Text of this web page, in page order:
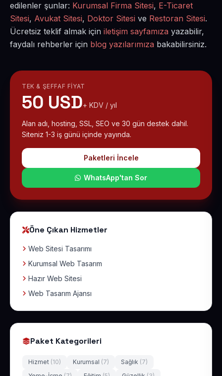
edilenler şunlar: Kurumsal Firma Sitesi, E-Ticaret
Sitesi, Avukat Sitesi, Doktor Sitesi ve Restoran Sitesi.
Ücretsiz teklif almak için iletişim sayfamıza yazabilir,
faydalı rehberler için blog yazılarımıza bakabilirsiniz.
TEK & ŞEFFAF FIYAT
50 USD+ KDV / yıl
Alan adı, hosting, SSL, SEO ve 30 gün destek dahil.
Siteniz 1-3 iş günü içinde yayında.
Paketleri İncele
WhatsApp'tan Sor
Öne Çıkan Hizmetler
Web Sitesi Tasarımı
Kurumsal Web Tasarım
Hazır Web Sitesi
Web Tasarım Ajansı
Paket Kategorileri
Hizmet (10) Kurumsal (7) Sağlık (7)